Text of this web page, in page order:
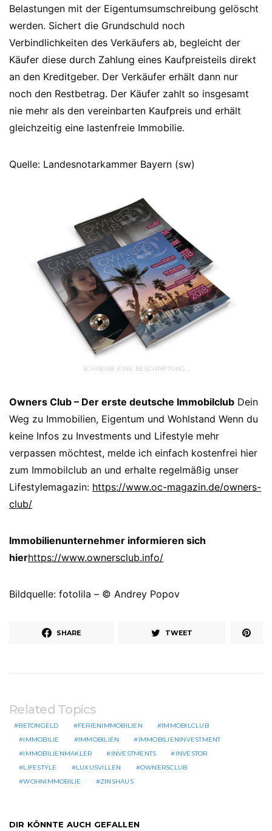
Belastungen mit der Eigentumsumschreibung gelöscht
werden. Sichert die Grundschuld noch
Verbindlichkeiten des Verkäufers ab, begleicht der
Käufer diese durch Zahlung eines Kaufpreisteils direkt
an den Kreditgeber. Der Verkäufer erhält dann nur
noch den Restbetrag. Der Käufer zahlt so insgesamt
nie mehr als den vereinbarten Kaufpreis und erhält
gleichzeitig eine lastenfreie Immobilie.
Quelle: Landesnotarkammer Bayern (sw)
SCHREIBE EINE BESCHRIFTUNG…
Owners Club – Der erste deutsche Immobilclub Dein
Weg zu Immobilien, Eigentum und Wohlstand Wenn du
keine Infos zu Investments und Lifestyle mehr
verpassen möchtest, melde ich einfach kostenfrei hier
zum Immobilclub an und erhalte regelmäßig unser
Lifestylemagazin: https://www.oc-magazin.de/owners-
club/
Immobilienunternehmer informieren sich
hierhttps://www.ownersclub.info/
Bildquelle: fotolila – © Andrey Popov
SHARE TWEET
Related Topics
BETONGELD FERIENIMMOBILIEN
IMMOBILCLUB
IMMOBILIE
IMMOBILIEN
IMMOBILIENINVESTMENT
IMMOBILIENMAKLER
INVESTMENTS
INVESTOR
LIFESTYLE
LUXUSVILLEN
OWNERSCLUB
WOHNIMMOBILIE
ZINSHAUS
DIR KÖNNTE AUCH GEFALLEN